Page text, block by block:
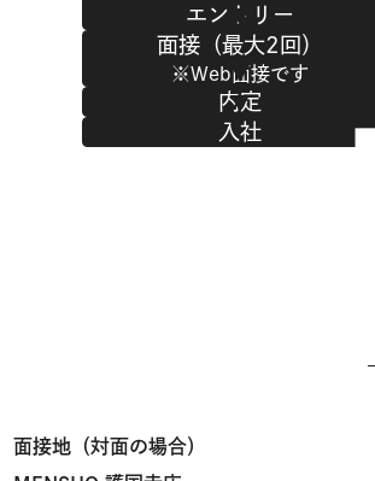
エントリー
面接（最大2回）
※Web面接です
内定
入社
面接地（対面の場合）